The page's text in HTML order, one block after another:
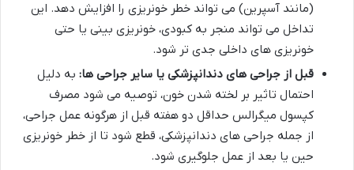
(مانند آسپرین) می تواند خطر خونریزی را افزایش دهد. این
تداخل می تواند منجر به کبودی، خونریزی بینی یا حتی
خونریزی های داخلی جدی تر شود.
قبل از جراحی های دندانپزشکی یا سایر جراحی ها: به دلیل
احتمال تاثیر بر لخته شدن خون، توصیه می شود مصرف
کپسول میگرالس حداقل دو هفته قبل از هرگونه عمل جراحی،
از جمله جراحی های دندانپزشکی، قطع شود تا از خطر خونریزی
حین یا بعد از عمل جلوگیری شود.